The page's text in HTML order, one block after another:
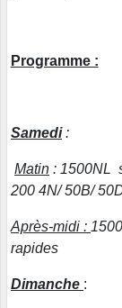
Programme :
Samedi:
Matin : 1500NL
200 4N/ 50B/
Après-midi :
rapides
Dimanche :